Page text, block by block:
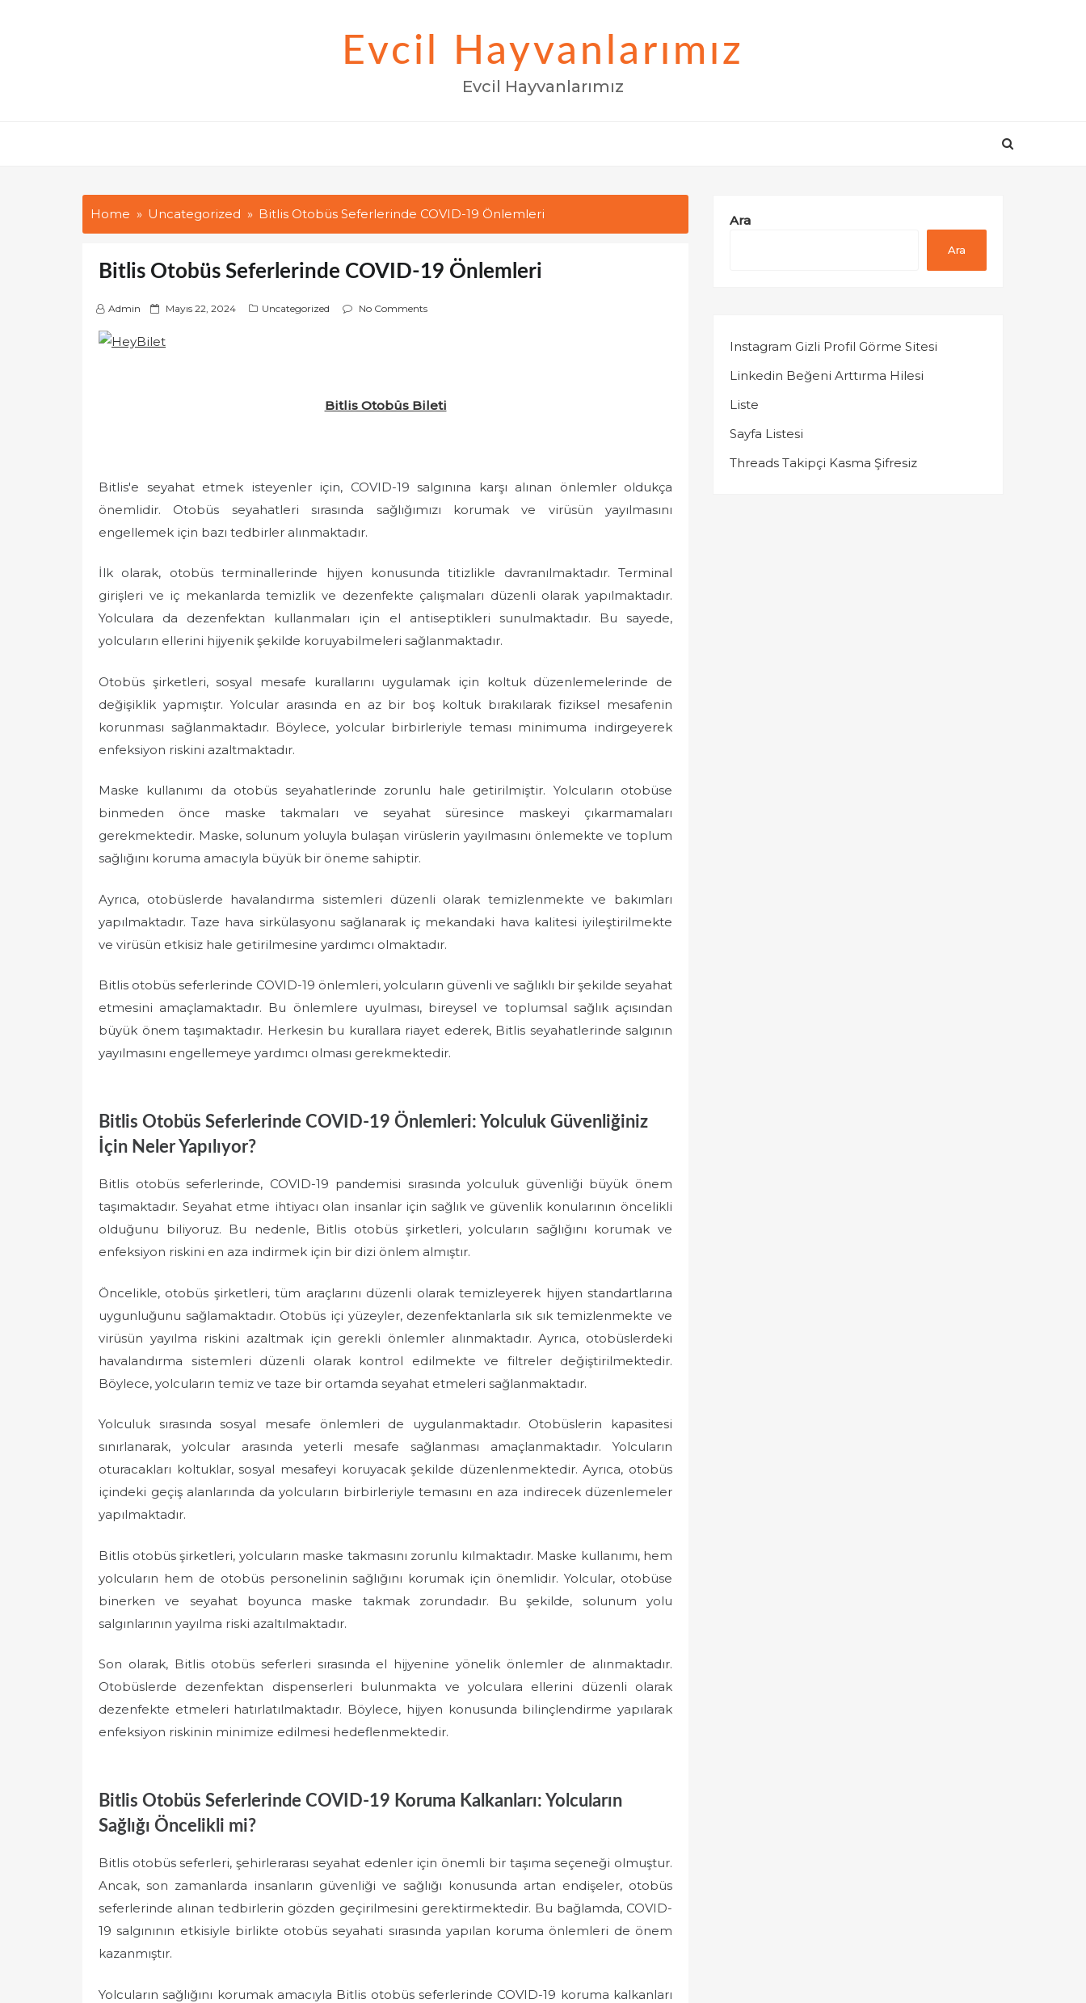
Evcil Hayvanlarımız
Evcil Hayvanlarımız
Home Uncategorized Bitlis Otobüs Seferlerinde COVID-19 Önlemleri
Bitlis Otobüs Seferlerinde COVID-19 Önlemleri
Admin
P
s
Mayıs 22, 2024 Uncategorized No Comments
Bitlis Otobüs Bileti
Bitlis'e seyahat etmek isteyenler için, COVID-19 salgınına karşı alınan önlemler oldukça
önemlidir. Otobüs seyahatleri sırasında sağlığımızı korumak ve virüsün yayılmasını
engellemek için bazı tedbirler alınmaktadır.
İlk olarak, otobüs terminallerinde hijyen konusunda titizlikle davranılmaktadır. Terminal
girişleri ve iç mekanlarda temizlik ve dezenfekte çalışmaları düzenli olarak yapılmaktadır.
Yolculara da dezenfektan kullanmaları için el antiseptikleri sunulmaktadır. Bu sayede,
yolcuların ellerini hijyenik şekilde koruyabilmeleri sağlanmaktadır.
Otobüs şirketleri, sosyal mesafe kurallarını uygulamak için koltuk düzenlemelerinde de
değişiklik yapmıştır. Yolcular arasında en az bir boş koltuk bırakılarak fiziksel mesafenin
korunması sağlanmaktadır. Böylece, yolcular birbirleriyle teması minimuma indirgeyerek
enfeksiyon riskini azaltmaktadır.
Maske kullanımı da otobüs seyahatlerinde zorunlu hale getirilmiştir. Yolcuların otobüse
binmeden önce maske takmaları ve seyahat süresince maskeyi çıkarmamaları
gerekmektedir. Maske, solunum yoluyla bulaşan virüslerin yayılmasını önlemekte ve toplum
sağlığını koruma amacıyla büyük bir öneme sahiptir.
Ayrıca, otobüslerde havalandırma sistemleri düzenli olarak temizlenmekte ve bakımları
yapılmaktadır. Taze hava sirkülasyonu sağlanarak iç mekandaki hava kalitesi iyileştirilmekte
ve virüsün etkisiz hale getirilmesine yardımcı olmaktadır.
Bitlis otobüs seferlerinde COVID-19 önlemleri, yolcuların güvenli ve sağlıklı bir şekilde seyahat
etmesini amaçlamaktadır. Bu önlemlere uyulması, bireysel ve toplumsal sağlık açısından
büyük önem taşımaktadır. Herkesin bu kurallara riayet ederek, Bitlis seyahatlerinde salgının
yayılmasını engellemeye yardımcı olması gerekmektedir.
Bitlis Otobüs Seferlerinde COVID-19 Önlemleri: Yolculuk Güvenliğiniz
İçin Neler Yapılıyor?
Bitlis otobüs seferlerinde, COVID-19 pandemisi sırasında yolculuk güvenliği büyük önem
taşımaktadır. Seyahat etme ihtiyacı olan insanlar için sağlık ve güvenlik konularının öncelikli
olduğunu biliyoruz. Bu nedenle, Bitlis otobüs şirketleri, yolcuların sağlığını korumak ve
enfeksiyon riskini en aza indirmek için bir dizi önlem almıştır.
Öncelikle, otobüs şirketleri, tüm araçlarını düzenli olarak temizleyerek hijyen standartlarına
uygunluğunu sağlamaktadır. Otobüs içi yüzeyler, dezenfektanlarla sık sık temizlenmekte ve
virüsün yayılma riskini azaltmak için gerekli önlemler alınmaktadır. Ayrıca, otobüslerdeki
havalandırma sistemleri düzenli olarak kontrol edilmekte ve filtreler değiştirilmektedir.
Böylece, yolcuların temiz ve taze bir ortamda seyahat etmeleri sağlanmaktadır.
Yolculuk sırasında sosyal mesafe önlemleri de uygulanmaktadır. Otobüslerin kapasitesi
sınırlanarak, yolcular arasında yeterli mesafe sağlanması amaçlanmaktadır. Yolcuların
oturacakları koltuklar, sosyal mesafeyi koruyacak şekilde düzenlenmektedir. Ayrıca, otobüs
içindeki geçiş alanlarında da yolcuların birbirleriyle temasını en aza indirecek düzenlemeler
yapılmaktadır.
Bitlis otobüs şirketleri, yolcuların maske takmasını zorunlu kılmaktadır. Maske kullanımı, hem
yolcuların hem de otobüs personelinin sağlığını korumak için önemlidir. Yolcular, otobüse
binerken ve seyahat boyunca maske takmak zorundadır. Bu şekilde, solunum yolu
salgınlarının yayılma riski azaltılmaktadır.
Son olarak, Bitlis otobüs seferleri sırasında el hijyenine yönelik önlemler de alınmaktadır.
Otobüslerde dezenfektan dispenserleri bulunmakta ve yolculara ellerini düzenli olarak
dezenfekte etmeleri hatırlatılmaktadır. Böylece, hijyen konusunda bilinçlendirme yapılarak
enfeksiyon riskinin minimize edilmesi hedeflenmektedir.
Bitlis Otobüs Seferlerinde COVID-19 Koruma Kalkanları: Yolcuların
Sağlığı Öncelikli mi?
Bitlis otobüs seferleri, şehirlerarası seyahat edenler için önemli bir taşıma seçeneği olmuştur.
Ancak, son zamanlarda insanların güvenliği ve sağlığı konusunda artan endişeler, otobüs
seferlerinde alınan tedbirlerin gözden geçirilmesini gerektirmektedir. Bu bağlamda, COVID-
19 salgınının etkisiyle birlikte otobüs seyahati sırasında yapılan koruma önlemleri de önem
kazanmıştır.
Yolcuların sağlığını korumak amacıyla Bitlis otobüs seferlerinde COVID-19 koruma kalkanları
Ara
Ara
Instagram Gizli Profil Görme Sitesi
Linkedin Beğeni Arttırma Hilesi
Liste
Sayfa Listesi
Threads Takipçi Kasma Şifresiz